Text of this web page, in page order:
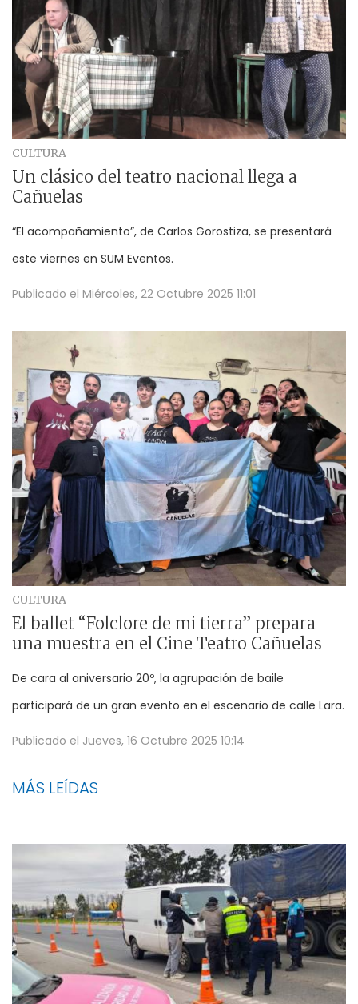
CULTURA
Un clásico del teatro nacional llega a
Cañuelas
“El acompañamiento”, de Carlos Gorostiza, se presentará
este viernes en SUM Eventos.
Publicado el Miércoles, 22 Octubre 2025 11:01
CULTURA
El ballet “Folclore de mi tierra” prepara
una muestra en el Cine Teatro Cañuelas
De cara al aniversario 20º, la agrupación de baile
participará de un gran evento en el escenario de calle Lara.
Publicado el Jueves, 16 Octubre 2025 10:14
MÁS LEÍDAS